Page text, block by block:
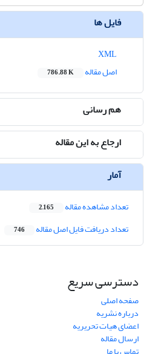
فایل ها
اصل مقاله
786.88 K
هم رسانی
ارجاع به این مقاله
آمار
تعداد مشاهده مقاله 2,165
تعداد دریافت فایل اصل مقاله 746
دسترسی سریع
صفحه اصلی
درباره نشریه
اعضای هیات تحریریه
ارسال مقاله